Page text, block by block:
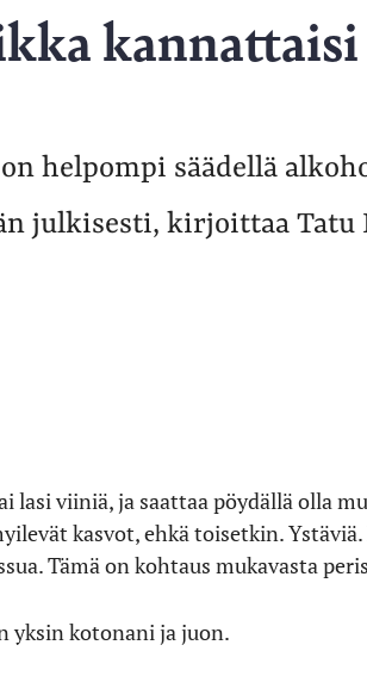
kannattaisi
helpompi säädellä
julkisesti, kirjoittaa Tatu
lasi viiniä, ja saattaa pöydällä olla
kasvot, ehkä toisetkin.
Tämä on kohtaus mukavasta
yksin kotonani ja juon.